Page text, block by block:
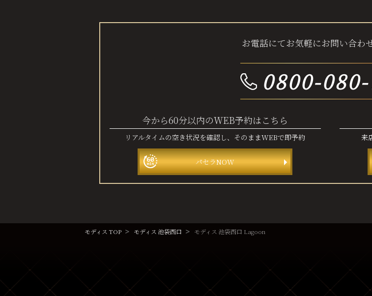
お電話にてお気軽にお問い合わ
0800-
今から60分以内のWEB予約はこちら
リアルタイムの空き状況を確認し、 そのままWEBで即予約
パセラNOW
来
モディス TOP モディス 池袋西口 モディス 池袋西口 Lagoon